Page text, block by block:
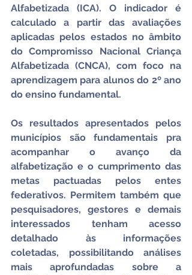
Alfabetizada (ICA). O indicador é
calculado a partir das avaliações
aplicadas pelos estados no âmbito
do Compromisso Nacional Criança
Alfabetizada (CNCA), com foco na
aprendizagem para alunos do 2º ano
do ensino fundamental.
Os resultados apresentados pelos
municípios são fundamentais pra
acompanhar o avanço da
alfabetização e o cumprimento das
metas pactuadas pelos entes
federativos. Permitem também que
pesquisadores, gestores e demais
interessados tenham acesso
detalhado às informações
coletadas, possibilitando análises
mais aprofundadas sobre a